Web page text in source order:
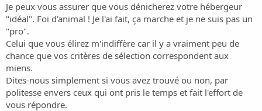
Je peux vous assurer que vous dénicherez votre hébergeur
"idéal". Foi d'animal ! Je l'ai fait, ça marche et je ne suis pas un
"pro".
Celui que vous élirez m'indiffère car il y a vraiment peu de
chance que vos critères de sélection correspondent aux
miens.
Dites-nous simplement si vous avez trouvé ou non, par
politesse envers ceux qui ont pris le temps et fait l'effort de
vous répondre.